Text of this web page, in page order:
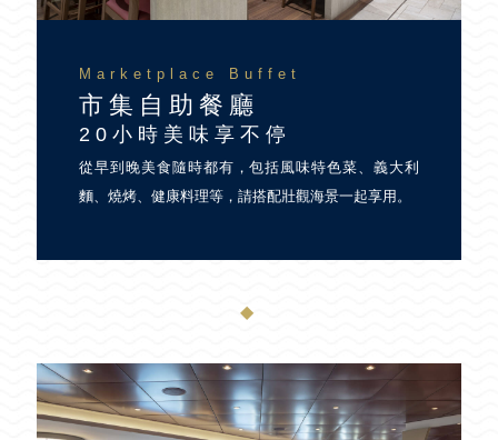
Marketplace Buffet
市集自助餐廳
20小時美味享不停
從早到晚美食隨時都有，包括風味特色菜、義大利
麵、燒烤、健康料理等，請搭配壯觀海景一起享用。
◆